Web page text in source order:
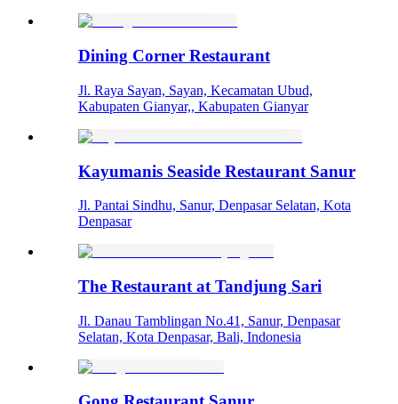
Dining Corner Restaurant
Jl. Raya Sayan, Sayan, Kecamatan Ubud,
Kabupaten Gianyar,, Kabupaten Gianyar
Kayumanis Seaside Restaurant Sanur
Jl. Pantai Sindhu, Sanur, Denpasar Selatan, Kota
Denpasar
The Restaurant at Tandjung Sari
Jl. Danau Tamblingan No.41, Sanur, Denpasar
Selatan, Kota Denpasar, Bali, Indonesia